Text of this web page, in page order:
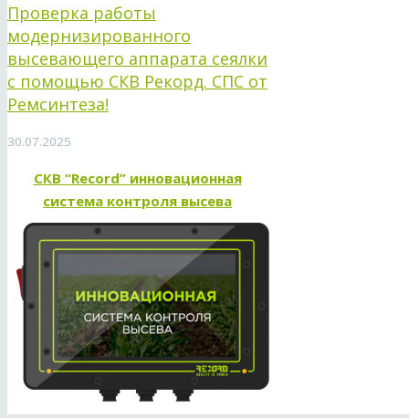
Проверка работы
модернизированного
высевающего аппарата сеялки
с помощью СКВ Рекорд. СПС от
Ремсинтеза!
30.07.2025
СКВ “Record” инновационная
система контроля высева